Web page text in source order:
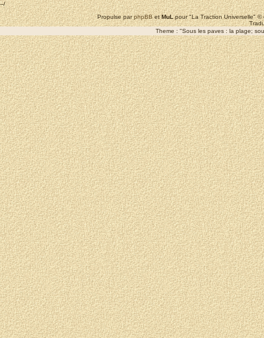
--/
Propulse parphpBBetMuLpour "La Traction Universelle"
Theme : "Sous les paves : la plage;